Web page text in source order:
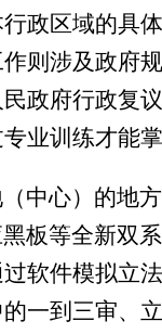
政区域的具
则涉及政府
政府行政复
业训练才能
中心）的地
板等全新双
软件模拟立
一到三审、